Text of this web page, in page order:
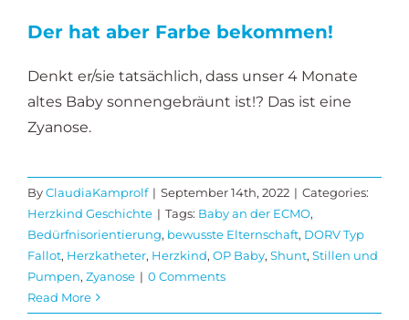
Der hat aber Farbe bekommen!
Denkt er/sie tatsächlich, dass unser 4 Monate
altes Baby sonnengebräunt ist!? Das ist eine
Zyanose.
ByClaudiaKamprolf | September 14th, 2022 | Categories:
Herzkind Geschichte | Tags: Baby an der ECMO,
Bedürfnisorientierung, bewusste Elternschaft, DORV Typ
Fallot, Herzkatheter, Herzkind, OP Baby, Shunt, Stillen und
Pumpen, Zyanose | 0 Comments
Read More